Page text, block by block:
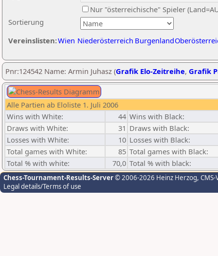
Sortierung
Nur "österreichische" Spieler
Vereinslisten:Wien Niederösterreich Burgenland
Pnr:124542 Name: Armin Juhasz (Grafik Elo-Zeitreihe, Grafik
Alle Partien ab Eloliste 1. Juli 2006
Wins with White:
44 Wins with Black:
Draws with White:
31 Draws with Black:
Losses with White:
10 Losses with Black:
Total games with White:
85 Total games with Black:
Total % with white:
70,0 Total % with black:
Chess-Tournament-Results-Server© 2006-2026 Heinz Herzog,
Legal details/Terms of use